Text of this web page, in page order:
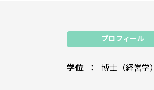
プロフィール
学位 博士（経営学）